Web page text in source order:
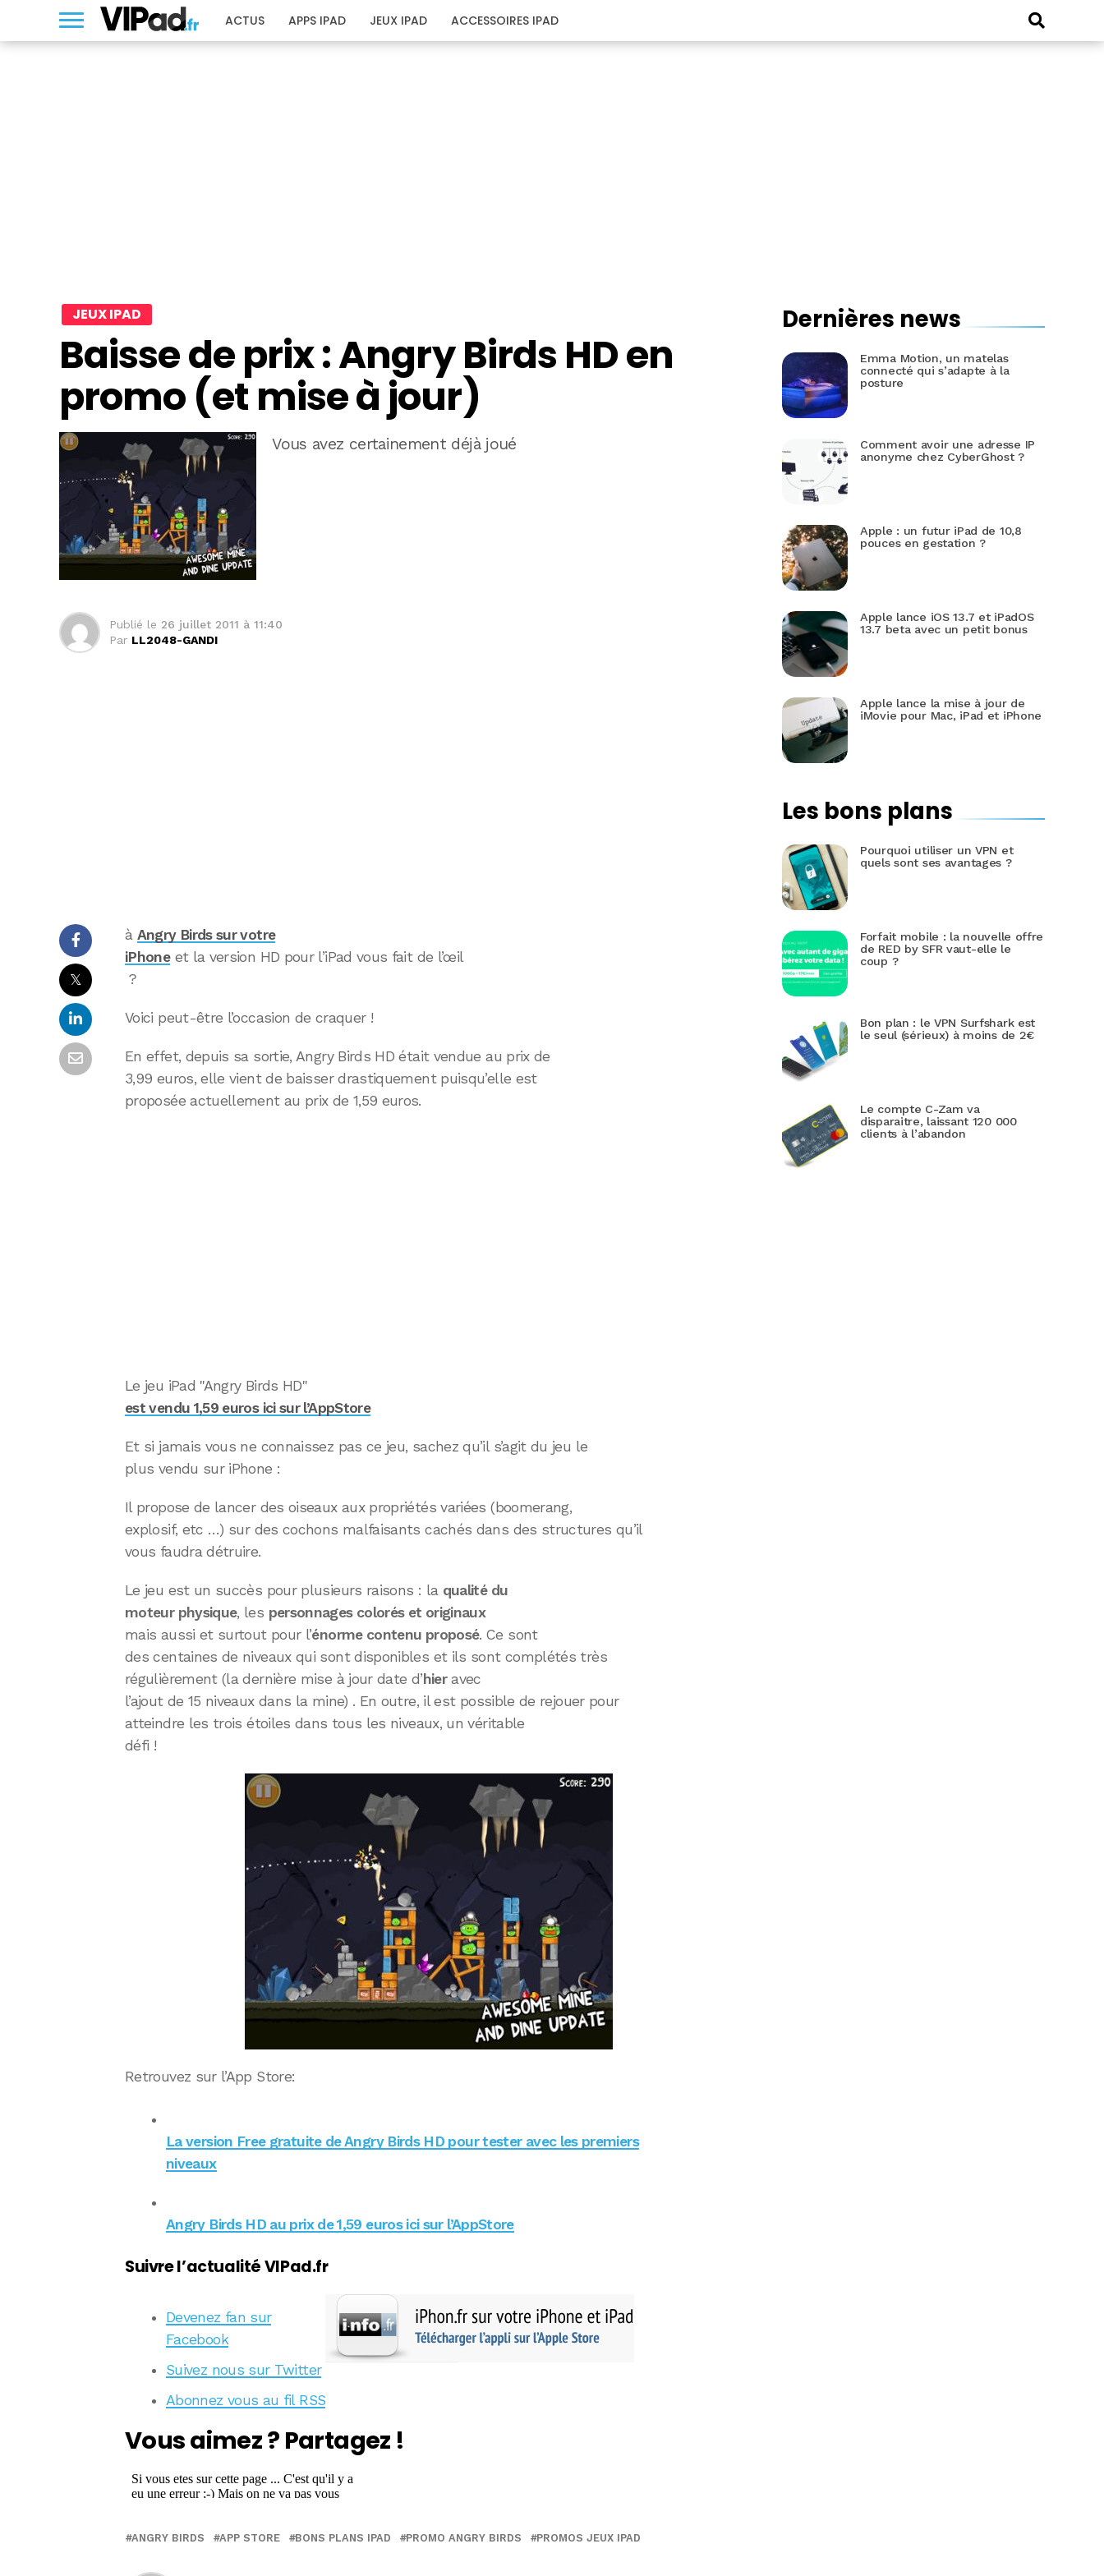
ACTUS APPS IPAD JEUX IPAD ACCESSOIRES IPAD
JEUX IPAD
Baisse de prix : Angry Birds HD en
promo (et mise à jour)
Vous avez certainement déjà joué
Publié le 26 juillet 2011 à 11:40
Par LL2048-GANDI
𝕏
à Angry Birds sur votre
iPhoneet la version HD pour l’iPad vous fait de l’œil
?
Voici peut-être l’occasion de craquer !
En effet, depuis sa sortie, Angry Birds HD était vendue au prix de
3,99 euros, elle vient de baisser drastiquement puisqu’elle est
proposée actuellement au prix de 1,59 euros.
Le jeu iPad "Angry Birds HD"
est vendu 1,59 euros ici sur l’AppStore
Et si jamais vous ne connaissez pas ce jeu, sachez qu’il s’agit du jeu le
plus vendu sur iPhone :
Il propose de lancer des oiseaux aux propriétés variées (boomerang,
explosif, etc …) sur des cochons malfaisants cachés dans des structures qu’il
vous faudra détruire.
Le jeu est un succès pour plusieurs raisons : la qualité du
moteur physique, les personnages colorés et originaux
mais aussi et surtout pour l’énorme contenu proposé. Ce sont
des centaines de niveaux qui sont disponibles et ils sont complétés très
régulièrement (la dernière mise à jour date d’ hieravec
l’ajout de 15 niveaux dans la mine) . En outre, il est possible de rejouer pour
atteindre les trois étoiles dans tous les niveaux, un véritable
défi !
Retrouvez sur l’App Store:
La version Free gratuite de Angry Birds HD pour tester avec les premiers
niveaux
Angry Birds HD au prix de 1,59 euros ici sur l’AppStore
Suivre l’actualité VIPad.fr
Devenez fan sur
Facebook
Suivez nous sur Twitter
Abonnez vous au fil RSS
Vous aimez ? Partagez !
ANGRY BIRDS APP STORE BONS PLANS IPAD PROMO ANGRY BIRDS PROMOS JEUX IPAD
Dernières news
Emma Motion, un matelas
connecté qui s’adapte à la
posture
Comment avoir une adresse IP
anonyme chez CyberGhost ?
Apple : un futur iPad de 10,8
pouces en gestation ?
Apple lance iOS 13.7 et iPadOS
13.7 beta avec un petit bonus
Apple lance la mise à jour de
iMovie pour Mac, iPad et iPhone
Les bons plans
Pourquoi utiliser un VPN et
quels sont ses avantages ?
Forfait mobile : la nouvelle offre
de RED by SFR vaut-elle le
coup ?
Bon plan : le VPN Surfshark est
le seul (sérieux) à moins de 2€
Le compte C-Zam va
disparaitre, laissant 120 000
clients à l’abandon